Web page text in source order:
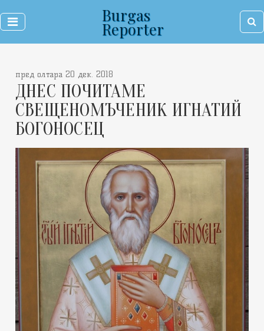
Burgas
Reporter
пред олтара 20 дек. 2018
ДНЕС ПОЧИТАМЕ
СВЕЩЕНОМЪЧЕНИК ИГНАТИЙ
БОГОНОСЕЦ